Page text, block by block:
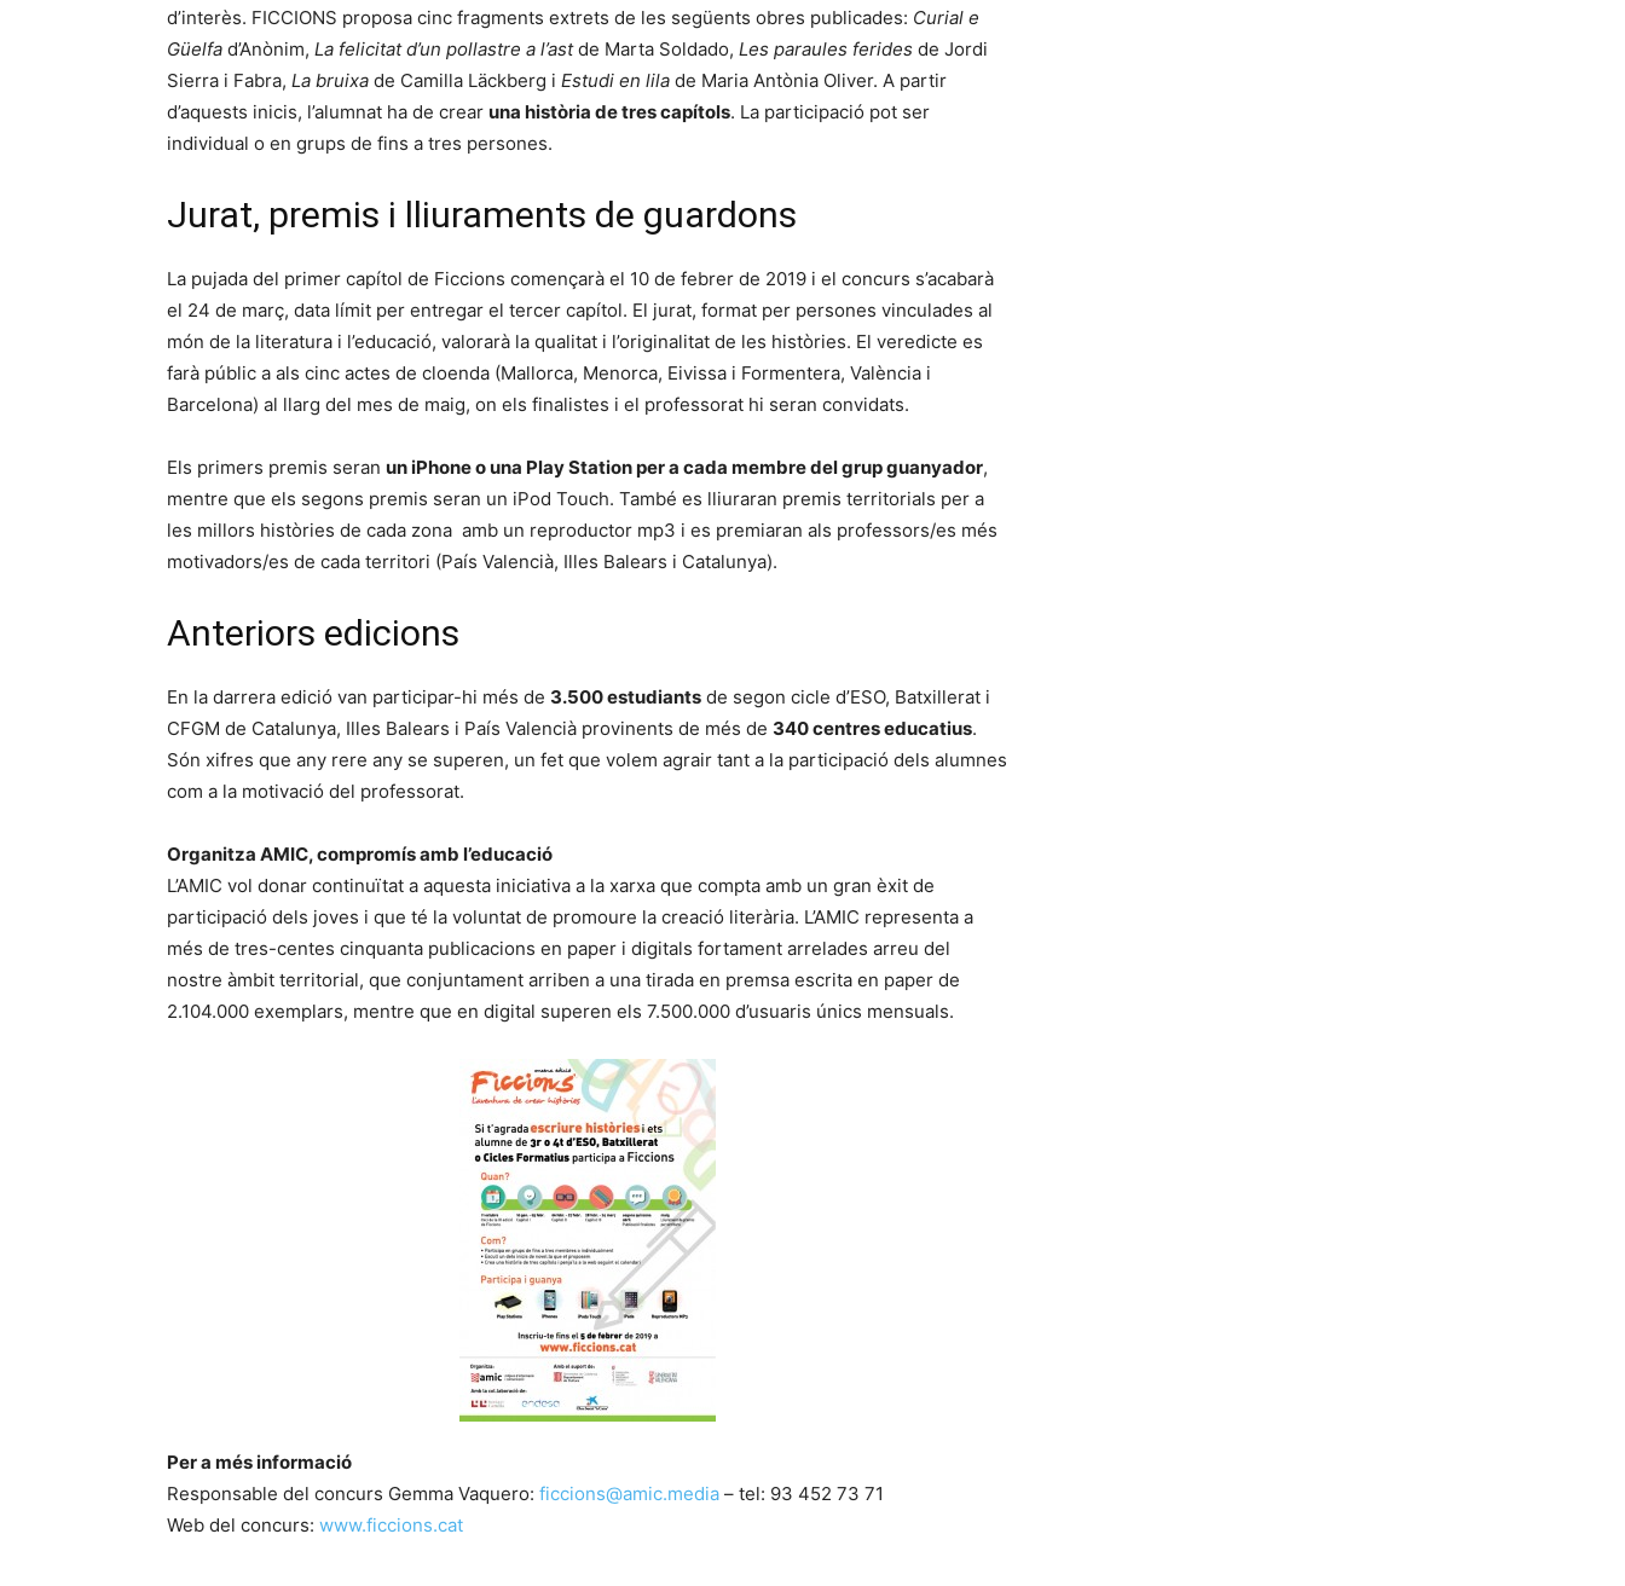
d’interès. FICCIONS proposa cinc fragments extrets de les següents obres publicades: Curial e
Güelfa d’Anònim, La felicitat d’un pollastre a l’astde Marta Soldado, Les paraules ferides de Jordi
Sierra i Fabra, La bruixa de Camilla Läckberg i Estudi en lila de Maria Antònia Oliver. A partir
d’aquests inicis, l’alumnat ha de crear una història de tres capítols. La participació pot ser
individual o en grups de fins a tres persones.
Jurat, premis i lliuraments de guardons
La pujada del primer capítol de Ficcions començarà el 10 de febrer de 2019 i el concurs s’acabarà
el 24 de març, data límit per entregar el tercer capítol. El jurat, format per persones vinculades al
món de la literatura i l’educació, valorarà la qualitat i l’originalitat de les històries. El veredicte es
farà públic a als cinc actes de cloenda (Mallorca, Menorca, Eivissa i Formentera, València i
Barcelona) al llarg del mes de maig, on els finalistes i el professorat hi seran convidats.
Els primers premis seran un iPhone o una Play Station per a cada membre del grup guanyador,
mentre que els segons premis seran un iPod Touch. També es lliuraran premis territorials per a
les millors històries de cada zona amb un reproductor mp3 i es premiaran als professors/es més
motivadors/es de cada territori (País Valencià, Illes Balears i Catalunya).
Anteriors edicions
En la darrera edició van participar-hi més de 3.500 estudiants de segon cicle d’ESO, Batxillerat i
CFGM de Catalunya, Illes Balears i País Valencià provinents de més de 340 centres educatius.
Són xifres que any rere any se superen, un fet que volem agrair tant a la participació dels alumnes
com a la motivació del professorat.
Organitza AMIC, compromís amb l’educació
L’AMIC vol donar continuïtat a aquesta iniciativa a la xarxa que compta amb un gran èxit de
participació dels joves i que té la voluntat de promoure la creació literària. L’AMIC representa a
més de tres-centes cinquanta publicacions en paper i digitals fortament arrelades arreu del
nostre àmbit territorial, que conjuntament arriben a una tirada en premsa escrita en paper de
2.104.000 exemplars, mentre que en digital superen els 7.500.000 d’usuaris únics mensuals.
Per a més informació
Responsable del concurs Gemma Vaquero: ficcions@amic.media – tel: 93 452 73 71
Web del concurs: www.ficcions.cat